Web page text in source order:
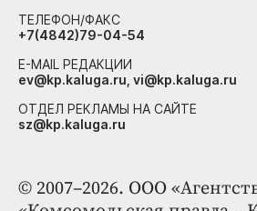
© 2007–2026. ООО
ТЕЛЕФОН/ФАКС
+7(4842)79-04-54
E-MAIL РЕДАКЦИИ
ev@kp.kaluga.ru, vi@kp.kaluga.ru
ОТДЕЛ РЕКЛАМЫ НА САЙТЕ
sz@kp.kaluga.ru